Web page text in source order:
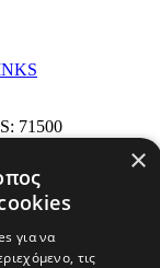
71500
×
για να
τις